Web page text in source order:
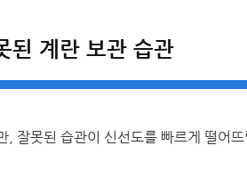
된 계란 보관 습관
, 잘못된 습관이 신선도를 빠르게 떨어